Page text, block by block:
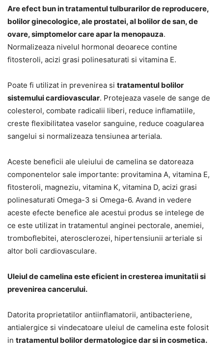
Are efect bun in tratamentul tulburarilor de reproducere,
bolilor ginecologice, ale prostatei, al bolilor de san, de
ovare, simptomelor care apar la menopauza.
Normalizeaza nivelul hormonal deoarece contine
fitosteroli, acizi grasi polinesaturati si vitamina E.
Poate fi utilizat in prevenirea si tratamentul bolilor
sistemului cardiovascular. Protejeaza vasele de sange de
colesterol, combate radicalii liberi, reduce inflamatiile,
creste flexibilitatea vaselor sanguine, reduce coagularea
sangelui si normalizeaza tensiunea arteriala.
Aceste beneficii ale uleiului de camelina se datoreaza
componentelor sale importante: provitamina A, vitamina E,
fitosteroli, magneziu, vitamina K, vitamina D, acizi grasi
polinesaturati Omega-3 si Omega-6. Avand in vedere
aceste efecte benefice ale acestui produs se intelege de
ce este utilizat in tratamentul anginei pectorale, anemiei,
tromboflebitei, aterosclerozei, hipertensiunii arteriale si
altor boli cardiovasculare.
Uleiul de camelina este eficient in cresterea imunitatii si
prevenirea cancerului.
Datorita proprietatilor antiinflamatorii, antibacteriene,
antialergice si vindecatoare uleiul de camelina este folosit
in tratamentul bolilor dermatologice dar si in cosmetica.